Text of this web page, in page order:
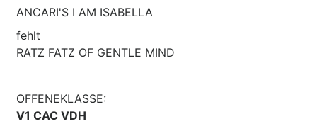
ANCARI'S I AM ISABELLA
fehlt
RATZ FATZ OF GENTLE MIND
OFFENEKLASSE:
V1 CAC VDH